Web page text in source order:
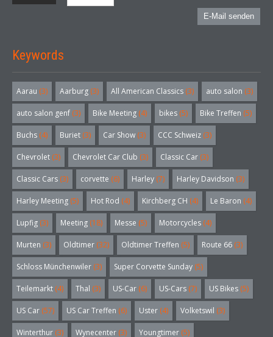
E-Mail senden
Keywords
Aarau (3) Aarburg (3) All American Classics (3) auto salon (3)
auto salon genf (3) Bike Meeting (4) bikes (5) Bike Treffen (5)
Buchs (4) Buriet (3) Car Show (3) CCC Schweiz (3)
Chevrolet (3) Chevrolet Car Club (3) Classic Car (3)
Classic Cars (3) corvette (6) Harley (7) Harley Davidson (3)
Harley Meeting (5) Hot Rod (4) Kirchberg CH (4) Le Baron (4)
Lupfig (3) Meeting (18) Messe (5) Motorcycles (4)
Murten (3) Oldtimer (32) Oldtimer Treffen (5) Route 66 (3)
Schloss Münchenwiler (3) Super Corvette Sunday (5)
Teilemarkt (4) Thal (3) US-Car (6) US-Cars (7) US Bikes (5)
US Car (57) US Car Treffen (6) Uster (4) Volketswil (3)
Winterthur (3) Wynecenter (3) Youngtimer (5)